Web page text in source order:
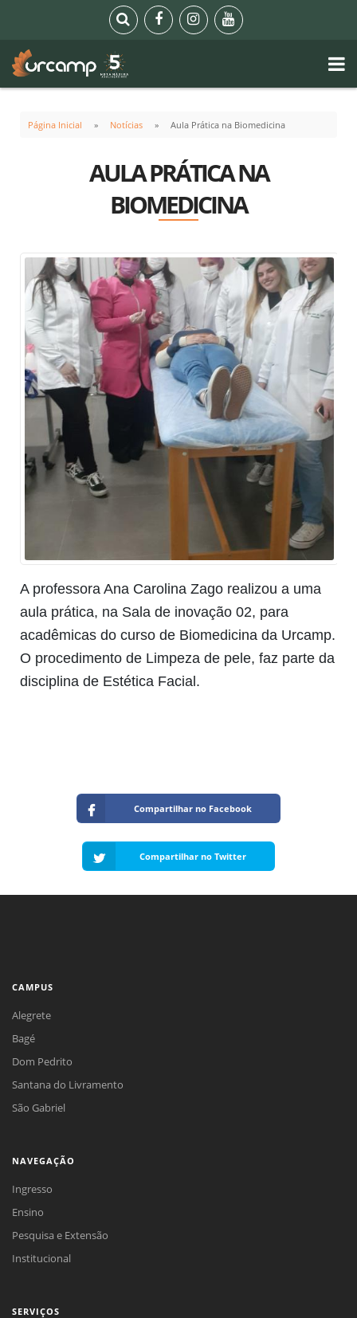
Página Inicial Notícias Aula Prática na Biomedicina
AULA PRÁTICA NA
BIOMEDICINA
A professora Ana Carolina Zago realizou a uma
aula prática, na Sala de inovação 02, para
acadêmicas do curso de Biomedicina da Urcamp.
O procedimento de Limpeza de pele, faz parte da
disciplina de Estética Facial.
Compartilhar no Facebook
Compartilhar no Twitter
CAMPUS
Alegrete
Bagé
Dom Pedrito
Santana do Livramento
São Gabriel
NAVEGAÇÃO
Ingresso
Ensino
Pesquisa e Extensão
Institucional
SERVIÇOS